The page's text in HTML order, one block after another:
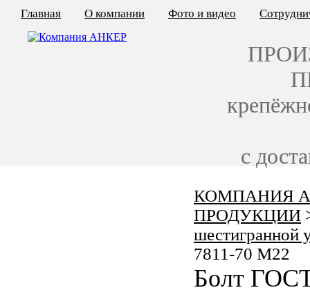
КОМПАНИЯ
ПРОДУКЦИИ
шестигранной
7811-70 M22
Болт
Главная О компании Фото и видео
с